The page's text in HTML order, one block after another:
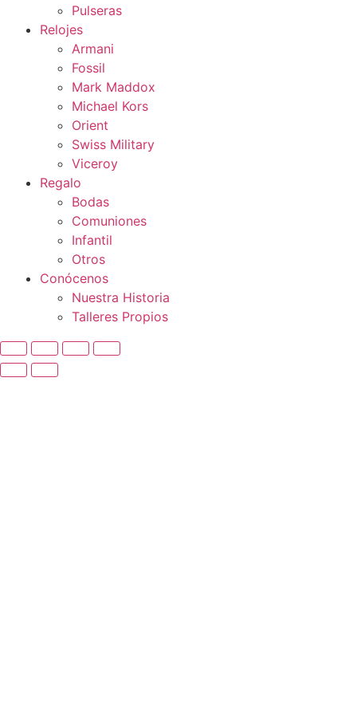
Pulseras
Relojes
Armani
Fossil
Mark Maddox
Michael Kors
Orient
Swiss Military
Viceroy
Regalo
Bodas
Comuniones
Infantil
Otros
Conócenos
Nuestra Historia
Talleres Propios